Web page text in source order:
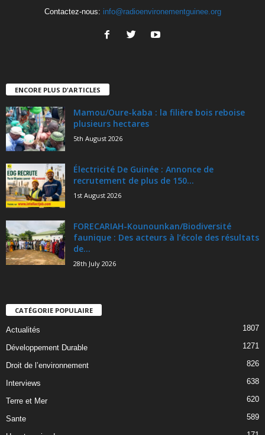
Contactez-nous: info@radioenvironementguinee.org
ENCORE PLUS D'ARTICLES
Mamou/Oure-kaba : la filière bois reboise
plusieurs hectares
5th August 2026
Électricité De Guinée : Annonce de
recrutement de plus de 150...
1st August 2026
FORECARIAH-Kounounkan/Biodiversité
faunique : Des acteurs à l’école des résultats
de...
28th July 2026
CATÉGORIE POPULAIRE
Actualités 1807
Développement Durable 1271
Droit de l’environnement 826
Interviews 638
Terre et Mer 620
Sante 589